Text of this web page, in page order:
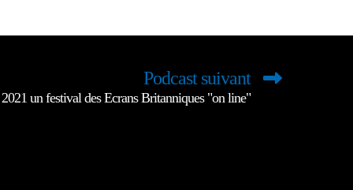
Podcast suivant
2021 un festival des Ecrans Britanniques "on line"